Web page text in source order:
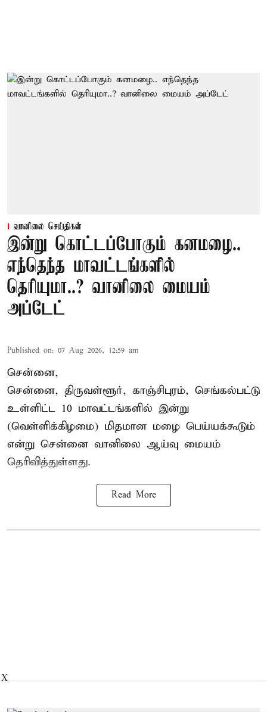
வானிலை செய்திகள்
இன்று கொட்டப்போகும் கனமழை..
எந்தெந்த மாவட்டங்களில்
தெரியுமா..? வானிலை மையம்
அப்டேட்
Published on: 07 Aug 2026, 12:59 am
சென்னை,
சென்னை, திருவள்ளூர், காஞ்சிபுரம், செங்கல்பட்டு
உள்ளிட்ட 10 மாவட்டங்களில் இன்று
(வெள்ளிக்கிழமை) மிதமான மழை பெய்யக்கூடும்
என்று சென்னை வானிலை ஆய்வு மையம்
தெரிவித்துள்ளது.
Read More
X